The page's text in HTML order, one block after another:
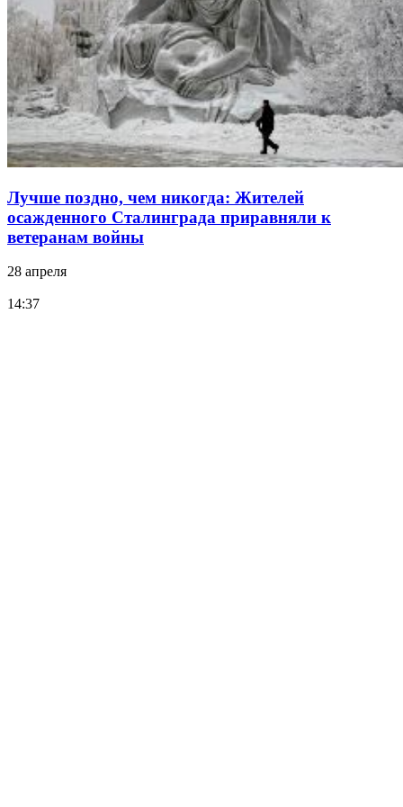
Лучше поздно, чем никогда: Жителей
осажденного Сталинграда приравняли к
ветеранам войны
28 апреля
14:37